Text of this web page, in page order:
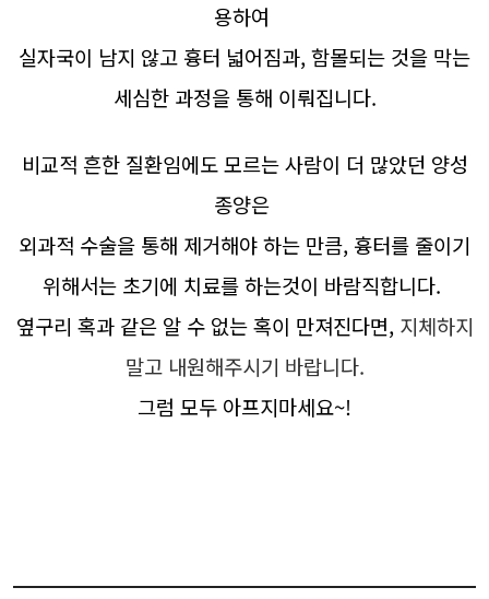
용하여
실자국이 남지 않고 흉터 넓어짐과, 함몰되는 것을 막는
세심한 과정을 통해 이뤄집니다.
비교적 흔한 질환임에도 모르는 사람이 더 많았던 양성
종양은
외과적 수술을 통해 제거해야 하는 만큼, 흉터를 줄이기
위해서는 초기에 치료를 하는것이 바람직합니다.
옆구리 혹과 같은 알 수 없는 혹이 만져진다면, 지체하지
말고 내원해주시기 바랍니다.
그럼 모두 아프지마세요~!